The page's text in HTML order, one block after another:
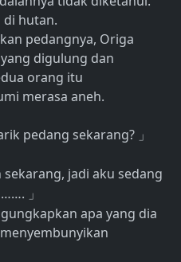
di hutan.
pedangnya, Origa
digulung dan
orang itu
merasa aneh.
pedang sekarang? 」
jadi aku sedang
…….
」
apa yang dia